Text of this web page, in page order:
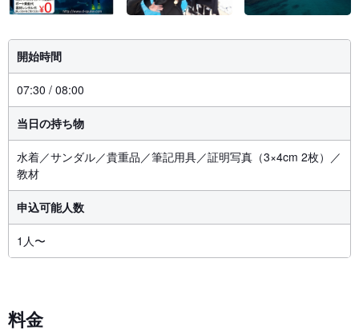
開始時間
07:30 / 08:00
当日の持ち物
水着／サンダル／貴重品／筆記用具／証明写真（3×4cm 2枚）／
教材
申込可能人数
1人〜
料金